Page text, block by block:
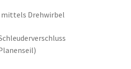
Drehwirbel